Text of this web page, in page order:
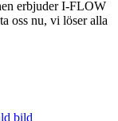
erbjuder I-FLOW
oss nu, vi löser alla